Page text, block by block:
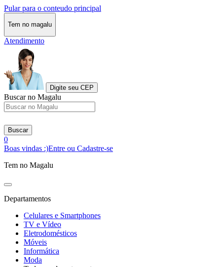
Pular para o conteudo principal
Tem no magalu
Atendimento
Digite seu CEP
Buscar no Magalu
Buscar
0
Boas vindas :)Entre ou Cadastre-se
Tem no Magalu
Departamentos
Celulares e Smartphones
TV e Vídeo
Eletrodomésticos
Móveis
Informática
Moda